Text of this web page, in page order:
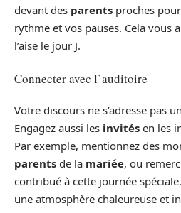
devant des parents proches
rythme et vos pauses. Cela vous
l’aise le jour J.
Connecter avec l’auditoire
Votre discours ne s’adresse pas
Engagez aussi les invités en les
Par exemple, mentionnez des
parents de la mariée, ou
contribué à cette journée
une atmosphère chaleureuse et